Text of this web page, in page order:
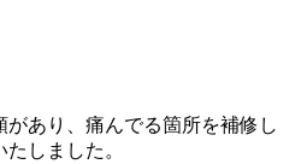
があり、痛んでる箇所を補修し
しました。